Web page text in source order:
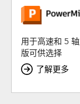
用于高速和 5
版可供选择
了解更多